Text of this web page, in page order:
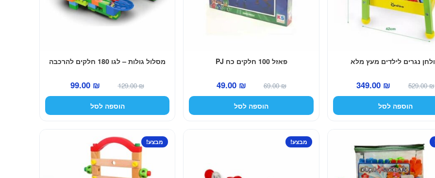
נגרים לילדים מעץ מלא
529.00₪
המחיר
המקורי
היה:
349.00 ₪
המחיר
הנוכחי
הוספה לסל
פאזל 100 חלקים כח PJ
69.00₪
המחיר
המקורי
היה:
49.00 ₪
המחיר
הנוכחי
הוספה לסל
מסלול גולות – לגו 180 חלקים להרכבה
129.00₪
המחיר
המקורי
היה:
99.00 ₪
המחיר
הנוכחי
הוספה לסל
מבצע! מבצע!